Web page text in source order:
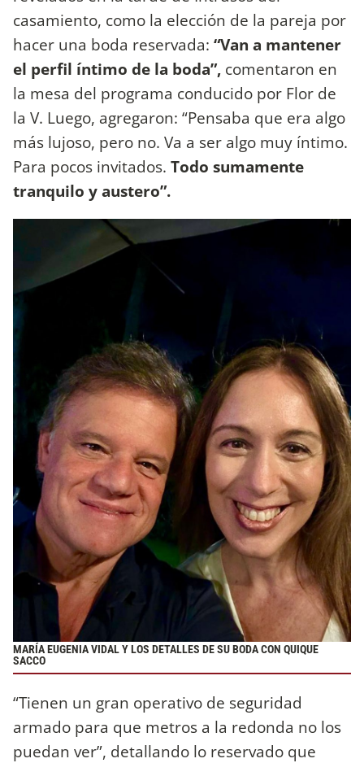
casamiento, como la elección de la pareja por
hacer una boda reservada: “Van a mantener
el perfil íntimo de la boda”, comentaron en
la mesa del programa conducido por Flor de
la V. Luego, agregaron: “Pensaba que era algo
más lujoso, pero no. Va a ser algo muy íntimo.
Para pocos invitados. Todo sumamente
tranquilo y austero”.
MARÍA EUGENIA VIDAL Y LOS DETALLES DE SU BODA CON QUIQUE
SACCO
“Tienen un gran operativo de seguridad
armado para que metros a la redonda no los
puedan ver”, detallando lo reservado que